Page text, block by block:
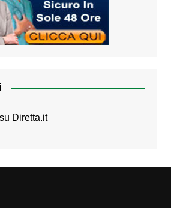
Diretta.it